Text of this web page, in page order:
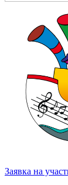
Заявка на